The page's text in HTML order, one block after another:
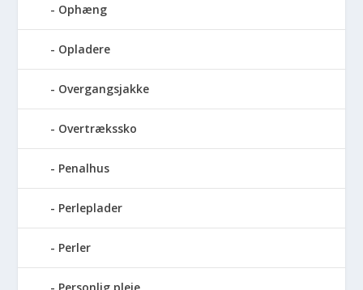
Ophæng
Opladere
Overgangsjakke
Overtrækssko
Penalhus
Perleplader
Perler
Personlig pleje